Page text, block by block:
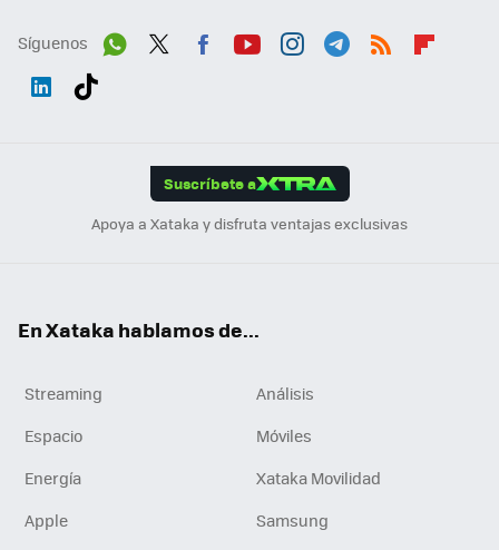
Síguenos
Suscríbete a
Apoya a Xataka y disfruta ventajas exclusivas
En Xataka hablamos de...
Streaming
Análisis
Espacio
Móviles
Energía
Xataka Movilidad
Apple
Samsung